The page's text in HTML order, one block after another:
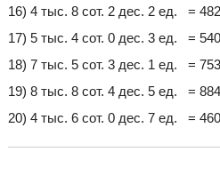
16) 4 тыс. 8 сот. 2 дес. 2 ед. =
17) 5 тыс. 4 сот. 0 дес. 3 ед. =
18) 7 тыс. 5 сот. 3 дес. 1 ед. =
19) 8 тыс. 8 сот. 4 дес. 5 ед. =
20) 4 тыс. 6 сот. 0 дес. 7 ед. =